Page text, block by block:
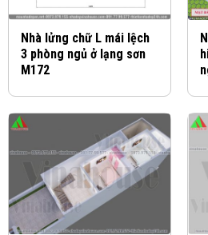
Nhà lửng chữ L mái lệch
3 phòng ngủ ở lạng sơn
M172